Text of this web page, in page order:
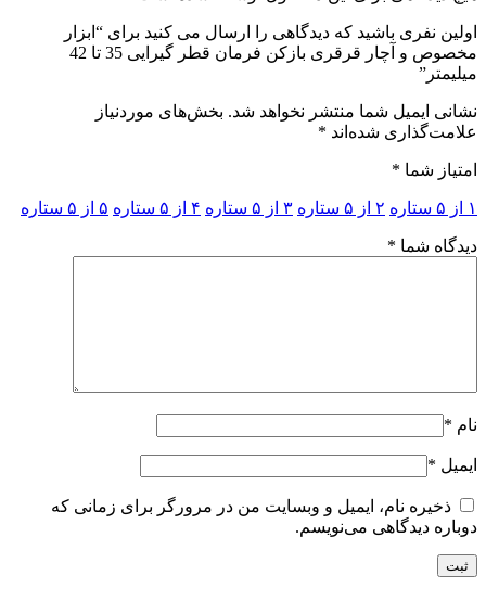
اولین نفری باشید که دیدگاهی را ارسال می کنید برای “ابزار
مخصوص و آچار قرقری بازکن فرمان قطر گیرایی 35 تا 42
میلیمتر”
نشانی ایمیل شما منتشر نخواهد شد. بخش‌های موردنیاز
علامت‌گذاری شده‌اند *
امتیاز شما *
۱ از ۵ ستاره ۲ از ۵ ستاره ۳ از ۵ ستاره ۴ از ۵ ستاره ۵ از ۵ ستاره
دیدگاه شما *
نام *
ایمیل *
ذخیره نام، ایمیل و وبسایت من در مرورگر برای زمانی که
دوباره دیدگاهی می‌نویسم.